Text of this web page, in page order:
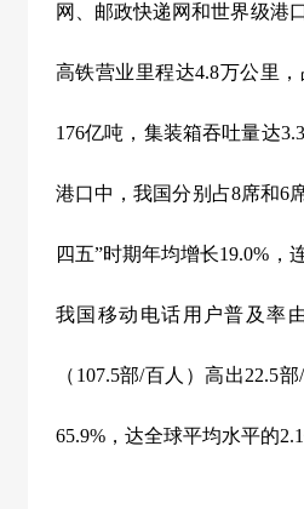
网、邮政快递网和世界级港
高铁营业里程达4.8万公里
176亿吨，集装箱吞吐量达3.3
港口中，我国分别占8席和6
四五”时期年均增长19.0% ，
我国移动电话用户普及率
（ 107.5部/百人）高出22.5部/
65.9% ，达全球平均水平的2.1